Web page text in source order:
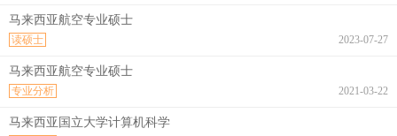
马来西亚航空专业硕士
2023-07-27
读硕士
马来西亚航空专业硕士
2021-03-22
专业分析
马来西亚国立大学计算机科学